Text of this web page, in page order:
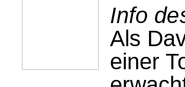
Info
Als
einer